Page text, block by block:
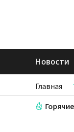
Новости
Главная